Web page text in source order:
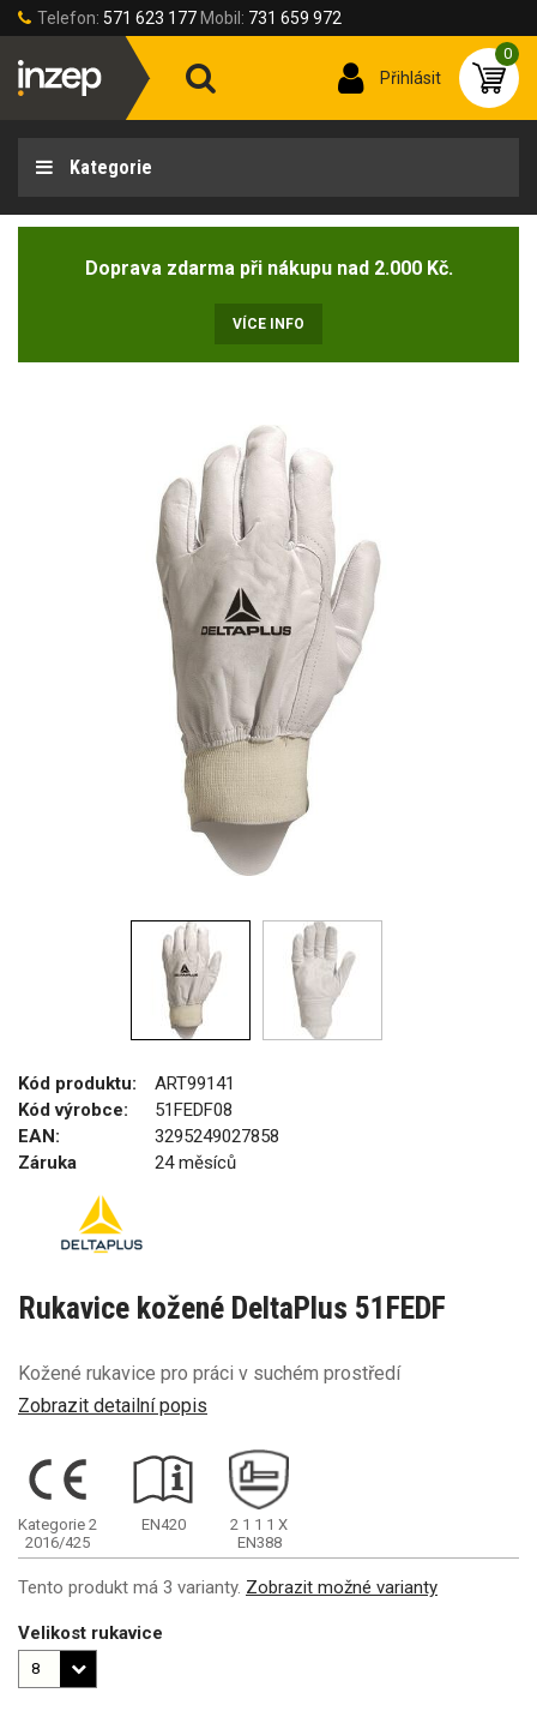
Telefon: 571 623 177 Mobil: 731 659 972
Přihlásit
0
Kategorie
Doprava zdarma při nákupu nad 2.000 Kč.
VÍCE INFO
Kód produktu:
ART99141
Kód výrobce:
51FEDF08
EAN:
3295249027858
Záruka
24 měsíců
Rukavice kožené DeltaPlus 51FEDF
Kožené rukavice pro práci v suchém prostředí
Zobrazit detailní popis
Kategorie 2
2016/425
EN420 2 1 1 1 X
EN388
Tento produkt má 3 varianty. Zobrazit možné varianty
Velikost rukavice